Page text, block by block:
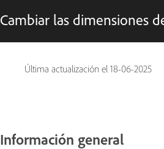
Cambiar las dimensiones
Última actualización el 18-06-2025
Información general